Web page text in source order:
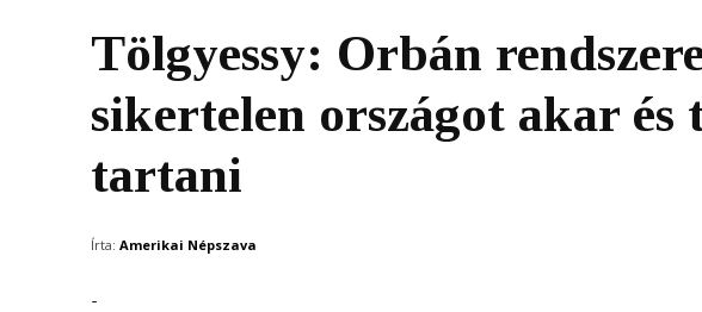
Tölgyessy: Orbán
sikertelen országot akar és
tartani
Írta: Amerikai Népszava
-